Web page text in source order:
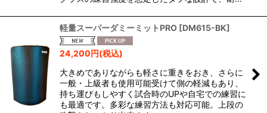
軽量スーパーダミーミットPRO [DM615-BK]
24,200円(税込)
大きめでありながらも軽さに重きをおき、さらに
一般・上級者も使用可能受けて側の軽減もあり、
持ち運びもしやすく試合時のUPや自宅での練習に
も最適です。多彩な練習方法も対応可能。上段の